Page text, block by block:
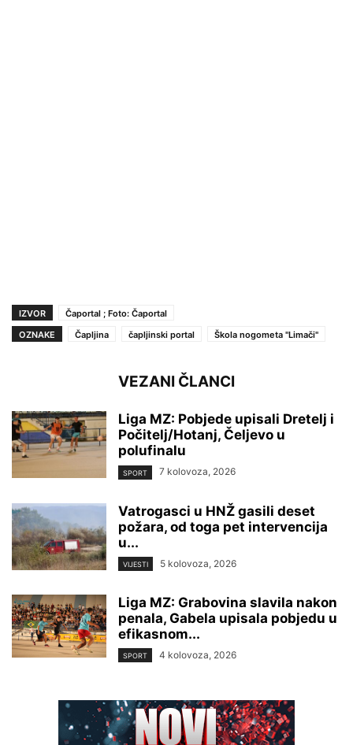
IZVOR
Čaportal ; Foto: Čaportal
OZNAKE
Čapljina čapljinski portal Škola nogometa ''Limači''
VEZANI ČLANCI
Liga MZ: Pobjede upisali Dretelj i
Počitelj/Hotanj, Čeljevo u
polufinalu
SPORT 7 kolovoza, 2026
Vatrogasci u HNŽ gasili deset
požara, od toga pet intervencija
u...
VIJESTI 5 kolovoza, 2026
Liga MZ: Grabovina slavila nakon
penala, Gabela upisala pobjedu u
efikasnom...
SPORT 4 kolovoza, 2026